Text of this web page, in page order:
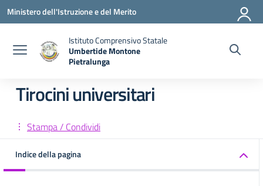
Vai ai contenuti
Vai al menu di navigazione
Vai al footer
Ministero dell'Istruzione e del Merito
Istituto Comprensivo Statale
Umbertide Montone
Pietralunga
Tirocini universitari
Stampa / Condividi
Indice della pagina